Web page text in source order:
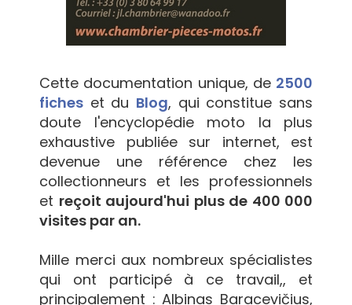
Cette documentation unique, de 2500
fiches et du Blog, qui constitue sans
doute l'encyclopédie moto la plus
exhaustive publiée sur internet, est
devenue une référence chez les
collectionneurs et les professionnels
et reçoit aujourd'hui plus de 400 000
visites par an.
Mille merci aux nombreux spécialistes
qui ont participé à ce travail,, et
principalement : Albinas Baracevičius,